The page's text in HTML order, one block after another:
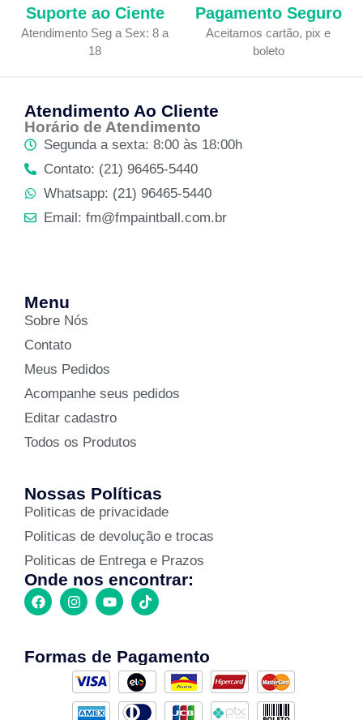
Suporte ao Ciente
Atendimento Seg a Sex: 8 a
18
Pagamento Seguro
Aceitamos cartão, pix e
boleto
Atendimento Ao Cliente
Horário de Atendimento
Segunda a sexta: 8:00 às 18:00h
Contato: (21) 96465-5440
Whatsapp: (21) 96465-5440
Email: fm@fmpaintball.com.br
Menu
Sobre Nós
Contato
Meus Pedidos
Acompanhe seus pedidos
Editar cadastro
Todos os Produtos
Nossas Políticas
Politicas de privacidade
Politicas de devolução e trocas
Politicas de Entrega e Prazos
Onde nos encontrar:
Formas de Pagamento